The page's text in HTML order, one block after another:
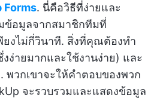
Forms. นี่คือวิธีที่ง่ายและ
ข้อมูลจากสมาชิกทีมที่
ยงไม่กี่วินาที. สิ่งที่คุณต้องทำ
ง่ายมากและใช้งานง่าย) และ
วกเขาจะให้คำตอบของพวก
จะรวบรวมและแสดงข้อมูล